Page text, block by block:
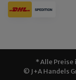
* Alle Preise
© J+A Handels